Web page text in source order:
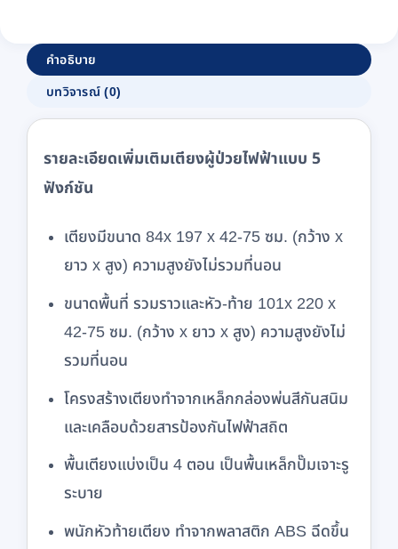
ท้าย
ABS
ปีกนก
RM-
PB18
คำอธิบาย
บทวิจารณ์ (0)
รายละเอียดเพิ่มเติมเตียงผู้ป่วยไฟฟ้าแบบ 5
ฟังก์ชัน
เตียงมีขนาด 84x 197 x 42-75 ซม. (กว้าง x
ยาว x สูง) ความสูงยังไม่รวมที่นอน
ขนาดพื้นที่ รวมราวและหัว-ท้าย 101x 220 x
42-75 ซม. (กว้าง x ยาว x สูง) ความสูงยังไม่
รวมที่นอน
โครงสร้างเตียงทำจากเหล็กกล่องพ่นสีกันสนิม
และเคลือบด้วยสารป้องกันไฟฟ้าสถิต
พื้นเตียงแบ่งเป็น 4 ตอน เป็นพื้นเหล็กปั๊มเจาะรู
ระบาย
พนักหัวท้ายเตียง ทำจากพลาสติก ABS ฉีดขึ้น